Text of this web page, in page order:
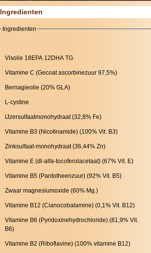
Ingredienten
Ingredienten
Visolie 18EPA 12DHA TG
Vitamine C (Gecoat ascorbinezuur 97,5%)
Bernagieolie (20% GLA)
L-cystine
IJzersulfaatmonohydraat (32,8% Fe)
Vitamine B3 (Nicotinamide) (100% Vit. B3)
Zinksulfaat-monohydraat (36,44% Zn)
Vitamine E (dl-alfa-tocoferolacetaat) (67% Vit. E)
Vitamine B5 (Pantotheenzuur) (92% Vit. B5)
Zwaar magnesiumoxide (60% Mg.)
Vitamine B12 (Cianocobalamine) (0,1% Vit. B12)
Vitamine B6 (Pyridoxinehydrochloride) (81,9% Vit.
B6)
Vitamine B2 (Riboflavine) (100% vitamine B12)